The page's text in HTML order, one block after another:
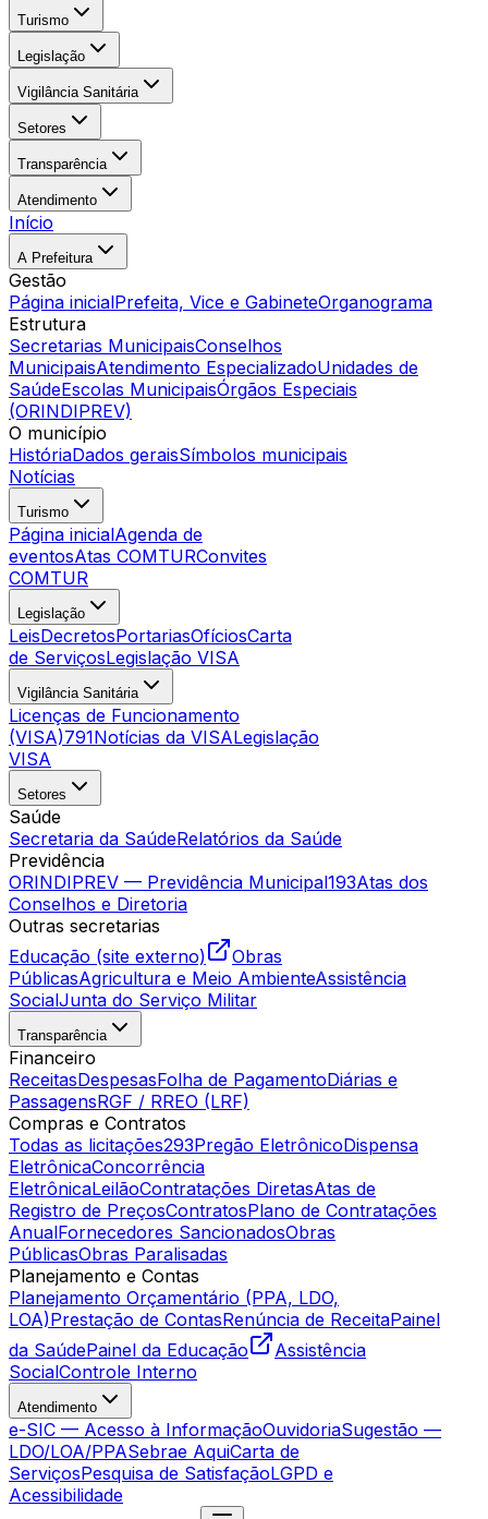
Turismo
Legislação
Vigilância Sanitária
Setores
Transparência
Atendimento
Início
A Prefeitura
Gestão
Página inicialPrefeita, Vice e GabineteOrganograma
Estrutura
Secretarias MunicipaisConselhos
MunicipaisAtendimento EspecializadoUnidades de
SaúdeEscolas MunicipaisÓrgãos Especiais
(ORINDIPREV)
O município
HistóriaDados geraisSímbolos municipais
Notícias
Turismo
Página inicialAgenda de
eventosAtas COMTURConvites
COMTUR
Legislação
LeisDecretosPortariasOfíciosCarta
de ServiçosLegislação VISA
Vigilância Sanitária
Licenças de Funcionamento
(VISA)791Notícias da VISALegislação
VISA
Setores
Saúde
Secretaria da SaúdeRelatórios da Saúde
Previdência
ORINDIPREV — Previdência Municipal193Atas dos
Conselhos e Diretoria
Outras secretarias
Educação (site externo)
Obras
PúblicasAgricultura e Meio AmbienteAssistência
SocialJunta do Serviço Militar
Transparência
Financeiro
ReceitasDespesasFolha de PagamentoDiárias e
PassagensRGF / RREO (LRF)
Compras e Contratos
Todas as licitações293Pregão EletrônicoDispensa
EletrônicaConcorrência
EletrônicaLeilãoContratações DiretasAtas de
Registro de PreçosContratosPlano de Contratações
AnualFornecedores SancionadosObras
PúblicasObras Paralisadas
Planejamento e Contas
Planejamento Orçamentário (PPA, LDO,
LOA)Prestação de ContasRenúncia de ReceitaPainel
da SaúdePainel da Educação
Assistência
SocialControle Interno
Atendimento
e-SIC — Acesso à InformaçãoOuvidoriaSugestão —
LDO/LOA/PPASebrae AquiCarta de
ServiçosPesquisa de SatisfaçãoLGPD e
Acessibilidade